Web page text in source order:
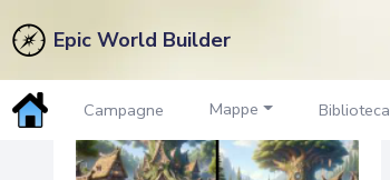
Epic World Builder
Campagne Mappe Biblioteca